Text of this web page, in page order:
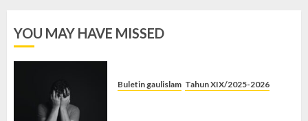
YOU MAY HAVE MISSED
Buletin gaulislam Tahun XIX/2025-2026